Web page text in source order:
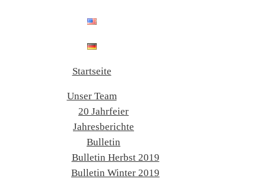
Startseite
Unser Team
20 Jahrfeier
Jahresberichte
Bulletin
Bulletin Herbst 2019
Bulletin Winter 2019